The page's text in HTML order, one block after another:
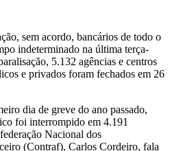
sem acordo, bancários de todo o
indeterminado na última terça-
5.132 agências e centros
e privados foram fechados em 26
dia de greve do ano passado,
foi interrompido em 4.191
Nacional dos
(Contraf), Carlos Cordeiro, fala